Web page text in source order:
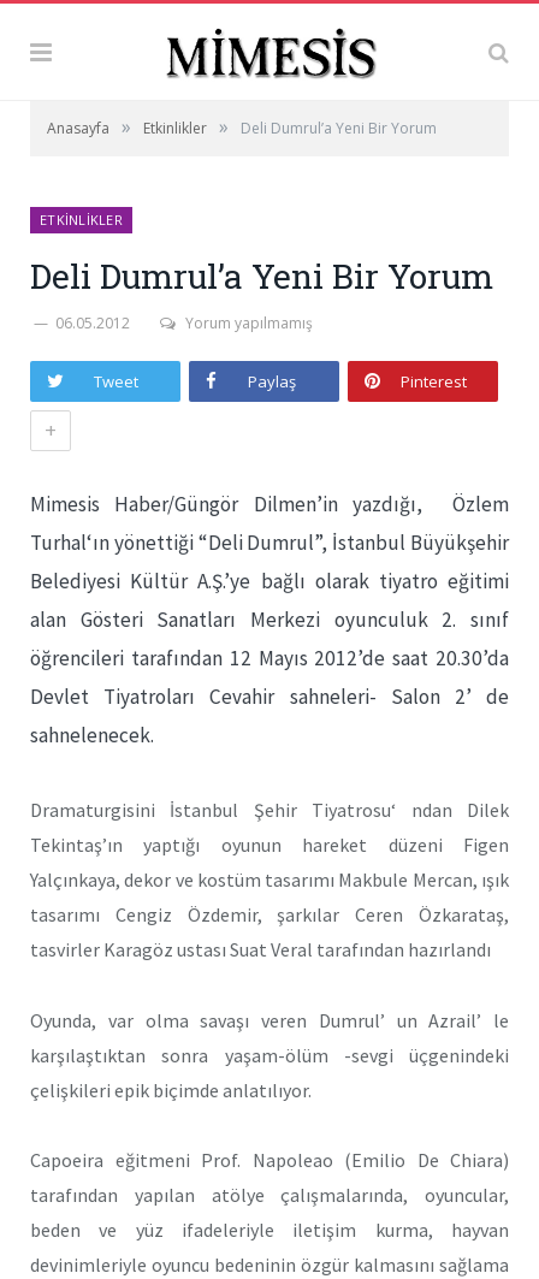
Anasayfa » Etkinlikler » Deli Dumrul’a Yeni Bir Yorum
ETKINLIKLER
Deli Dumrul’a Yeni Bir Yorum
06.05.2012 Yorum yapılmamış
Tweet Paylaş Pinterest
+
Mimesis Haber/Güngör Dilmen’in yazdığı, Özlem
Turhal‘ın yönettiği “Deli Dumrul”, İstanbul Büyükşehir
Belediyesi Kültür A.Ş.’ye bağlı olarak tiyatro eğitimi
alan Gösteri Sanatları Merkezi oyunculuk 2. sınıf
öğrencileri tarafından 12 Mayıs 2012’de saat 20.30’da
Devlet Tiyatroları Cevahir sahneleri- Salon 2’ de
sahnelenecek.
Dramaturgisini İstanbul Şehir Tiyatrosu‘ ndan Dilek
Tekintaş’ın yaptığı oyunun hareket düzeni Figen
Yalçınkaya, dekor ve kostüm tasarımı Makbule Mercan, ışık
tasarımı Cengiz Özdemir, şarkılar Ceren Özkarataş,
tasvirler Karagöz ustası Suat Veral tarafından hazırlandı
Oyunda, var olma savaşı veren Dumrul’ un Azrail’ le
karşılaştıktan sonra yaşam-ölüm -sevgi üçgenindeki
çelişkileri epik biçimde anlatılıyor.
Capoeira eğitmeni Prof. Napoleao (Emilio De Chiara)
tarafından yapılan atölye çalışmalarında, oyuncular,
beden ve yüz ifadeleriyle iletişim kurma, hayvan
devinimleriyle oyuncu bedeninin özgür kalmasını sağlama